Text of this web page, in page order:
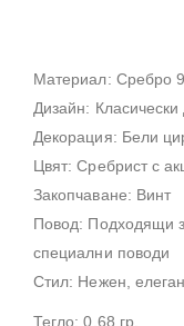
Материал: Сребро
Дизайн: Класически
Декорация: Бели
Цвят: Сребрист с
Закопчаване: Винт
Повод: Подходящи
специални поводи
Стил: Нежен,
Тегло: 0,68 гр.